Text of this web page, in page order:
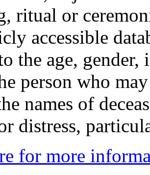
ritual or
accessible
the age,
person who
names of
distress,
for more